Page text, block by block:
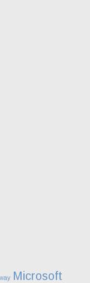
Microsoft